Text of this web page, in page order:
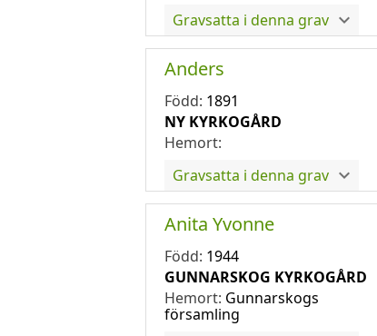
Gravsatta i denna grav
Anders
Född: 1891
NY KYRKOGÅRD
Hemort:
Gravsatta i denna grav
Anita Yvonne
Född: 1944
GUNNARSKOG KYRKOGÅRD
Hemort: Gunnarskogs
församling